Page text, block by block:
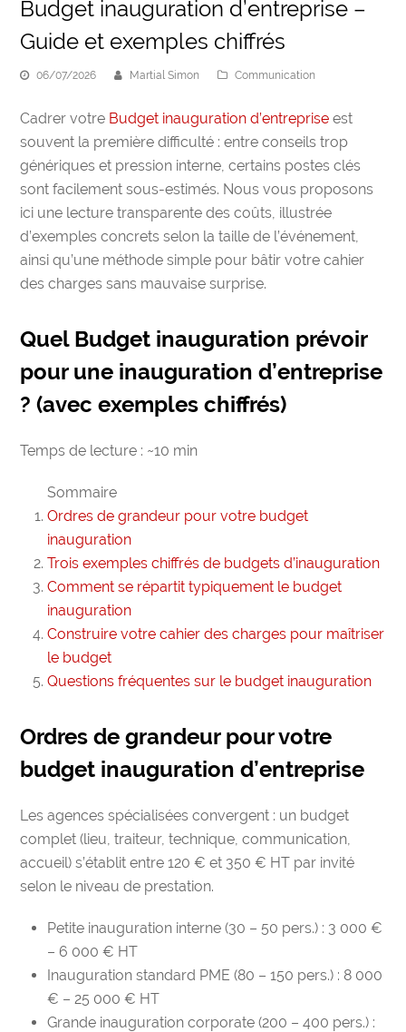
Budget inauguration d’entreprise –
Guide et exemples chiffrés
06/07/2026 Martial Simon Communication
Cadrer votre Budget inauguration d’entreprise est
souvent la première difficulté : entre conseils trop
génériques et pression interne, certains postes clés
sont facilement sous-estimés. Nous vous proposons
ici une lecture transparente des coûts, illustrée
d’exemples concrets selon la taille de l’événement,
ainsi qu’une méthode simple pour bâtir votre cahier
des charges sans mauvaise surprise.
Quel Budget inauguration prévoir
pour une inauguration d’entreprise
? (avec exemples chiffrés)
Temps de lecture : ~10 min
Sommaire
Ordres de grandeur pour votre budget
inauguration
Trois exemples chiffrés de budgets d’inauguration
Comment se répartit typiquement le budget
inauguration
Construire votre cahier des charges pour maîtriser
le budget
Questions fréquentes sur le budget inauguration
Ordres de grandeur pour votre
budget inauguration d’entreprise
Les agences spécialisées convergent : un budget
complet (lieu, traiteur, technique, communication,
accueil) s’établit entre 120 € et 350 € HT par invité
selon le niveau de prestation.
Petite inauguration interne (30 – 50 pers.) : 3 000 €
– 6 000 € HT
Inauguration standard PME (80 – 150 pers.) : 8 000
€ – 25 000 € HT
Grande inauguration corporate (200 – 400 pers.) :